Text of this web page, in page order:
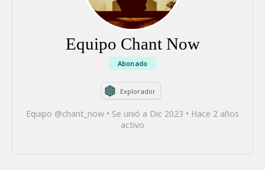
Equipo Chant Now
Abonado
Explorador
Equipo @chant_now • Se unió a Dic 2023 • Hace 2 años
activo